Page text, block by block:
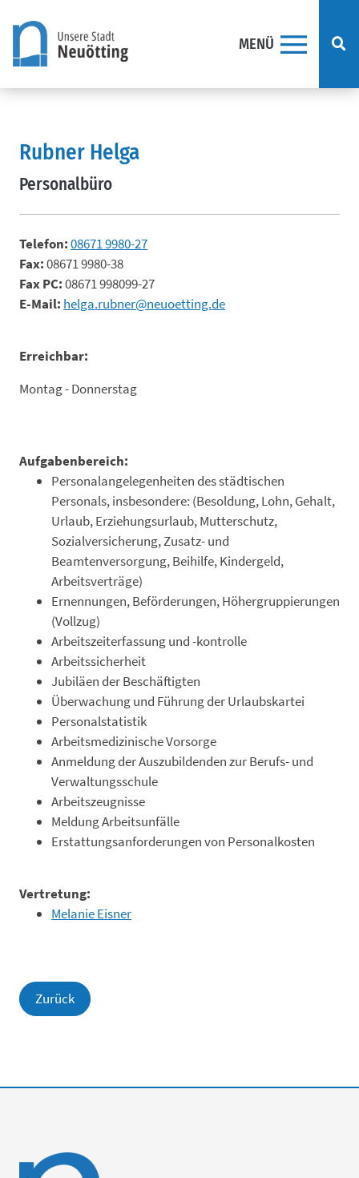
Direkt zum Inhalt springen
MENÜ
Rubner Helga
Personalbüro
Telefon:08671 9980-27
Fax:08671 9980-38
Fax PC:08671 998099-27
E-Mail: helga.rubner@neuoetting.de
Erreichbar:
Montag - Donnerstag
Aufgabenbereich:
Personalangelegenheiten des städtischen
Personals, insbesondere: (Besoldung, Lohn, Gehalt,
Urlaub, Erziehungsurlaub, Mutterschutz,
Sozialversicherung, Zusatz- und
Beamtenversorgung, Beihilfe, Kindergeld,
Arbeitsverträge)
Ernennungen, Beförderungen, Höhergruppierungen
(Vollzug)
Arbeitszeiterfassung und -kontrolle
Arbeitssicherheit
Jubiläen der Beschäftigten
Überwachung und Führung der Urlaubskartei
Personalstatistik
Arbeitsmedizinische Vorsorge
Anmeldung der Auszubildenden zur Berufs- und
Verwaltungsschule
Arbeitszeugnisse
Meldung Arbeitsunfälle
Erstattungsanforderungen von Personalkosten
Vertretung:
Melanie Eisner
Zurück